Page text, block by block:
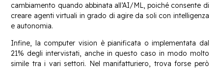
cambiamento quando abbinata all’AI/ML, poiché consente di
creare agenti virtuali in grado di agire da soli con intelligenza
e autonomia.
Infine, la computer vision è pianificata o implementata dal
21% degli intervistati, anche in questo caso in modo molto
simile tra i vari settori. Nel manifatturiero, trova forse però